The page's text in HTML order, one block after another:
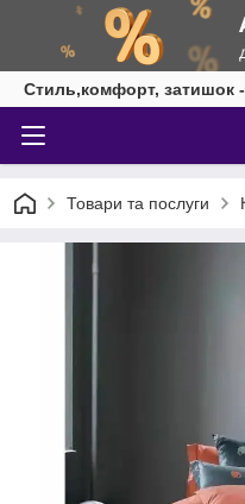
Стиль,комфорт, затишок
Товари та послуги